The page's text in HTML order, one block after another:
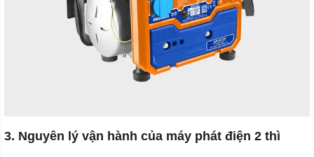
3. Nguyên lý vận hành của máy phát điện 2 thì